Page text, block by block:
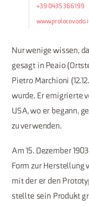
+39 0435 366199
Nur wenige wissen,
gesagt in Peaio
Pietro Marchioni
wurde. Er emigrierte
USA, wo er begann,
zu verwenden.
Am 15. Dezember
Form zur Herstellung
mit der er den
stellte sein Produkt